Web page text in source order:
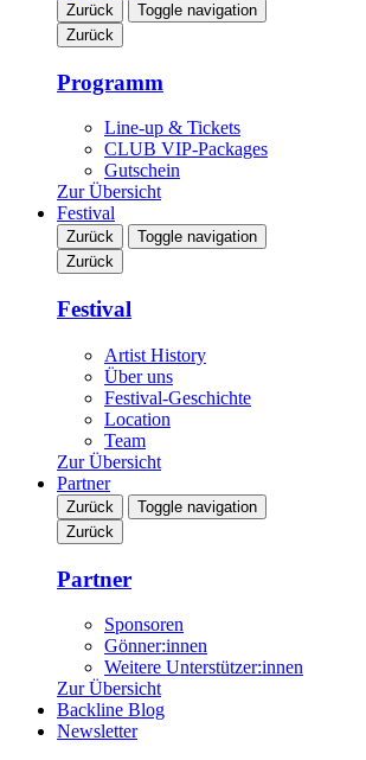
Zurück
Toggle navigation
Zurück
Programm
Line-up & Tickets
CLUB VIP-Packages
Gutschein
Zur Übersicht
Festival
Zurück
Toggle navigation
Zurück
Festival
Artist History
Über uns
Festival-Geschichte
Location
Team
Zur Übersicht
Partner
Zurück
Toggle navigation
Zurück
Partner
Sponsoren
Gönner:innen
Weitere Unterstützer:innen
Zur Übersicht
Backline Blog
Newsletter